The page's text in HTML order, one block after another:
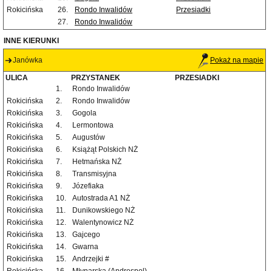
Rokicińska
26. Rondo Inwalidów
Przesiadki
27.
Rondo Inwalidów
INNE KIERUNKI
Janówka Pokaż na mapie
ULICA PRZYSTANEK
PRZESIADKI
1.
Rondo Inwalidów
Rokicińska
2.
Rondo Inwalidów
Rokicińska
3.
Gogola
Rokicińska
4.
Lermontowa
Rokicińska
5.
Augustów
Rokicińska
6.
Książąt Polskich NŻ
Rokicińska
7.
Hetmańska NŻ
Rokicińska
8.
Transmisyjna
Rokicińska
9.
Józefiaka
Rokicińska
10.
Autostrada A1 NŻ
Rokicińska
11.
Dunikowskiego NŻ
Rokicińska
12.
Walentynowicz NŻ
Rokicińska
13.
Gajcego
Rokicińska
14.
Gwarna
Rokicińska
15.
Andrzejki #